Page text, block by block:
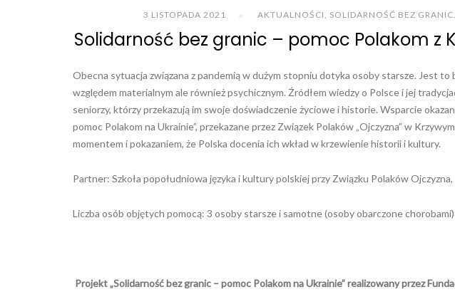
3 LISTOPADA 2021 AKTUALNOŚCI, SOLIDARNOŚĆ BEZ
Solidarność bez granic – pomoc Polakom z
Obecna sytuacja związana z pandemią w dużym stopniu dotyka osoby starsze. Jest
względem materialnym ale również psychicznym. Źródłem wiedzy o Polsce i jej
seniorzy, którzy przekazują im swoje doświadczenie życiowe i historie. Wsparcie
pomoc Polakom na Ukrainie”, przekazane przez Związek Polaków „Ojczyzna” w
momentem i pokazaniem, że Polska docenia ich wkład w krzewienie historii i kultury.
Partner: Szkoła popołudniowa języka i kultury polskiej przy Związku Polaków
Liczba osób objętych pomocą: 3 osoby starsze i samotne (osoby obarczone chorobami)
Projekt „Solidarność bez granic – pomoc Polakom na Ukrainie” realizowany przez